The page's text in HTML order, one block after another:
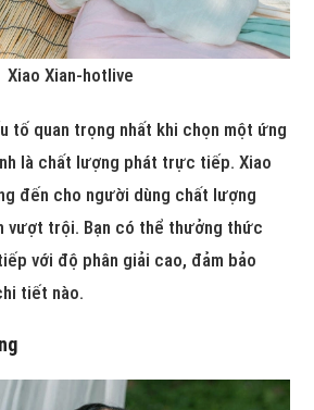
Xiao Xian-hotlive
tố quan trọng nhất khi chọn một ứng
là chất lượng phát trực tiếp. Xiao
đến cho người dùng chất lượng
vượt trội. Bạn có thể thưởng thức
với độ phân giải cao, đảm bảo
tiết nào.